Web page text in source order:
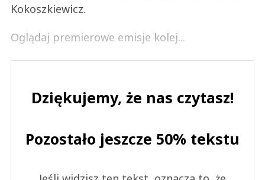
Kokoszkiewicz.
Oglądaj premierowe emisje kolej...
Dziękujemy, że nas czytasz!
Pozostało jeszcze 50% tekstu